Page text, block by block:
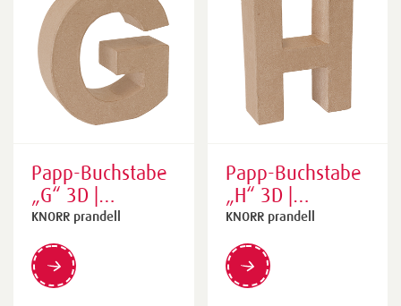
Papp-Buchstabe
„G“ 3D |
165×175×55
mm, natur
KNORR prandell
Papp-Buchstabe
„H“ 3D |
140×175×55
mm, natur
KNORR prandell